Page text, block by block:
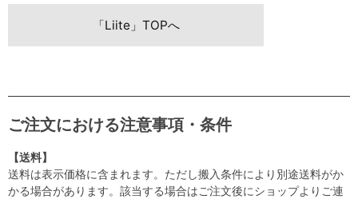
「Liite」TOPへ
ご注文における注意事項・条件
【送料】
送料は表示価格に含まれます。ただし搬入条件により別途送料がか
かる場合があります。該当する場合はご注文後にショップよりご連